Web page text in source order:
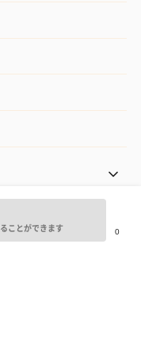
ことができます